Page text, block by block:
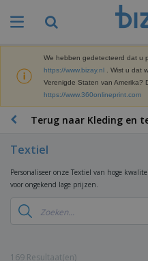
We hebben gedetecteerd dat u
https://www.bizay.nl
. Wist u dat
Verenigde Staten van Amerika?
https://www.360onlineprint.com
Terug naar Kleding en
Textiel
Personaliseer onze Textiel van hoge
voor ongekend lage prijzen.
169 Resultaat(en)